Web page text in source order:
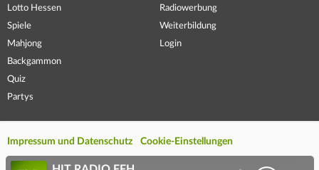
Lotto Hessen
Spiele
Mahjong
Backgammon
Quiz
Partys
Radiowerbung
Weiterbildung
Login
Impressum und Datenschutz Cookie-Einstellungen